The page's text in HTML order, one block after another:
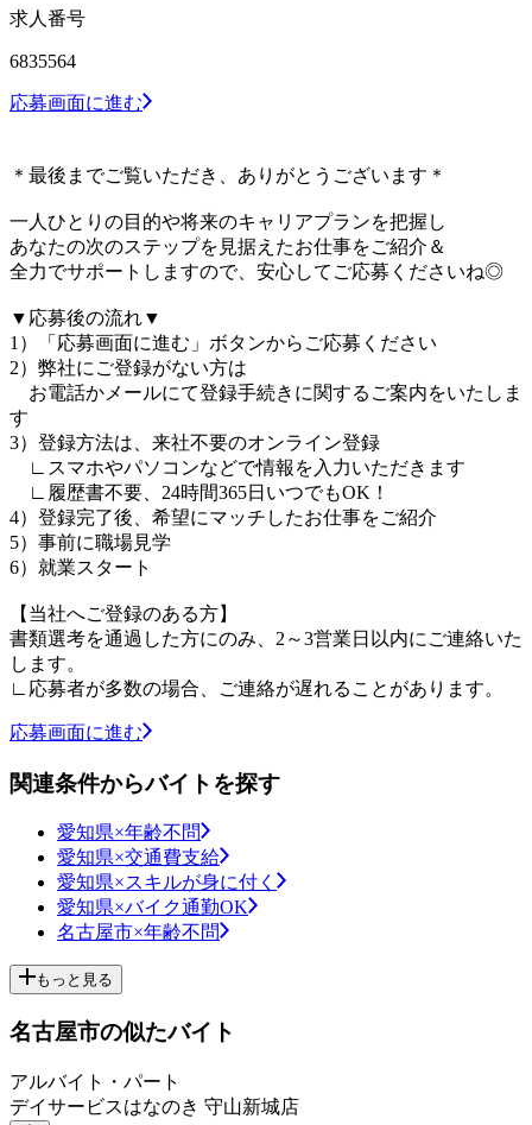
求人番号
6835564
応募画面に進む
＊最後までご覧いただき、ありがとうございます＊
一人ひとりの目的や将来のキャリアプランを把握し
あなたの次のステップを見据えたお仕事をご紹介＆
全力でサポートしますので、安心してご応募くださいね◎
▼応募後の流れ▼
1）「応募画面に進む」ボタンからご応募ください
2）弊社にご登録がない方は
お電話かメールにて登録手続きに関するご案内をいたしま
す
3）登録方法は、来社不要のオンライン登録
∟スマホやパソコンなどで情報を入力いただきます
∟履歴書不要、24時間365日いつでもOK！
4）登録完了後、希望にマッチしたお仕事をご紹介
5）事前に職場見学
6）就業スタート
【当社へご登録のある方】
書類選考を通過した方にのみ、2～3営業日以内にご連絡いた
します。
∟応募者が多数の場合、ご連絡が遅れることがあります。
応募画面に進む
関連条件からバイトを探す
愛知県×年齢不問
愛知県×交通費支給
愛知県×スキルが身に付く
愛知県×バイク通勤OK
名古屋市×年齢不問
もっと見る
名古屋市の似たバイト
アルバイト・パート
デイサービスはなのき 守山新城店